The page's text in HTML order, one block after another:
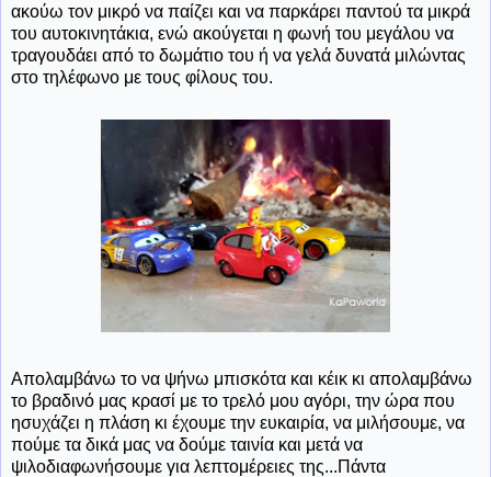
ακούω τον μικρό να παίζει και να παρκάρει παντού τα μικρά
του αυτοκινητάκια, ενώ ακούγεται η φωνή του μεγάλου να
τραγουδάει από το δωμάτιο του ή να γελά δυνατά μιλώντας
στο τηλέφωνο με τους φίλους του.
Απολαμβάνω το να ψήνω μπισκότα και κέικ κι απολαμβάνω
το βραδινό μας κρασί με το τρελό μου αγόρι, την ώρα που
ησυχάζει η πλάση κι έχουμε την ευκαιρία, να μιλήσουμε, να
πούμε τα δικά μας να δούμε ταινία και μετά να
ψιλοδιαφωνήσουμε για λεπτομέρειες της...Πάντα